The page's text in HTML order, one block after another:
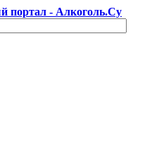
портал - Алкоголь.Су